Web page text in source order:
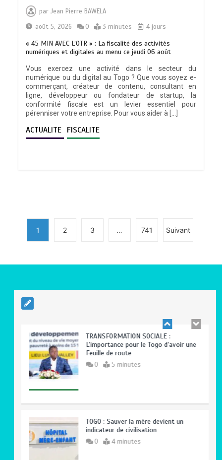
parJean Pierre BAWELA
août 5, 2026
0 3 minutes 4 jours
« 45 MIN AVEC L’OTR » : La fiscalité des activités
numériques et digitales au menu ce jeudi 06 août
Vous exercez une activité dans le secteur du
numérique ou du digital au Togo ? Que vous soyez e-
commerçant, créateur de contenu, consultant en
ligne, développeur ou fondateur de startup, la
conformité fiscale est un levier essentiel pour
pérenniser votre entreprise. Pour vous aider à […]
ACTUALITE FISCALITE
1 2 3 … 741 Suivant
Feuille de route
5 minutes
TOGO : Sauver la mère devient un
indicateur de civilisation
4 minutes
TRANSFORMATION SOCIALE :
L’importance pour le Togo d’avoir une
Feuille de route
0 5 minutes
TOGO : Sauver la mère devient un
indicateur de civilisation
0 4 minutes